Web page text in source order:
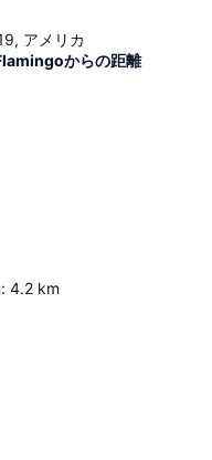
アメリカ
からの距離
: 4.2 km